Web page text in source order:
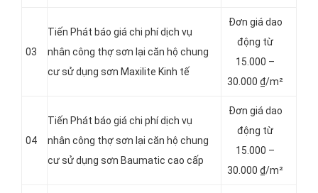
03
Tiến Phát báo giá chi phí dịch vụ
nhân công thợ sơn lại căn hộ chung
cư sử dụng sơn Maxilite Kinh tế
Đơn giá dao
động từ
15.000 –
30.000 ₫/m²
04
Tiến Phát báo giá chi phí dịch vụ
nhân công thợ sơn lại căn hộ chung
cư sử dụng sơn Baumatic cao cấp
Đơn giá dao
động từ
15.000 –
30.000 ₫/m²